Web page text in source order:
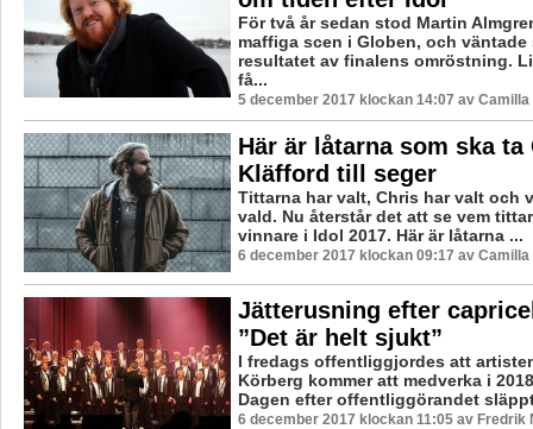
För två år sedan stod Martin
maffiga scen i Globen, och väntade
resultatet av finalens omröstning.
få...
5 december 2017 klockan 14:07 av Camilla
Här är låtarna som ska ta
Kläfford till seger
Tittarna har valt, Chris har valt och
vald. Nu återstår det att se vem
vinnare i Idol 2017. Här är låtarna ...
6 december 2017 klockan 09:17 av Camilla
Jätterusning efter
”Det är helt sjukt”
I fredags offentliggjordes att
Körberg kommer att medverka i
Dagen efter offentliggörandet
6 december 2017 klockan 11:05 av Fredrik